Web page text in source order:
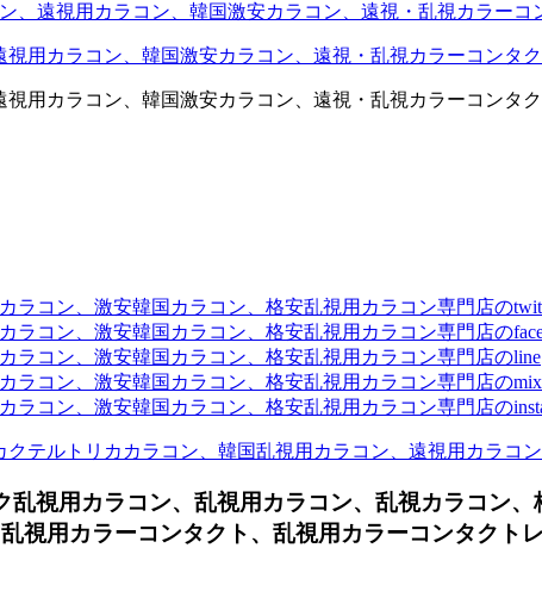
、遠視用カラコン、韓国激安カラコン、遠視・乱視カラー
用カラコン、韓国激安カラコン、遠視・乱視カラーコンタ
用カラコン、韓国激安カラコン、遠視・乱視カラーコンタ
ラコン、激安韓国カラコン、格安乱視用カラコン専門店の
コン、激安韓国カラコン、格安乱視用カラコン専門店の
ラコン、激安韓国カラコン、格安乱視用カラコン専門店のline
ラコン、激安韓国カラコン、格安乱視用カラコン専門店の
コン、激安韓国カラコン、格安乱視用カラコン専門店の
テルトリカカラコン、韓国乱視用カラコン、遠視用カラコ
乱視用カラコン、 乱視用カラコン、乱視カラコン
視用カラーコンタクト、乱視用カラーコンタクト